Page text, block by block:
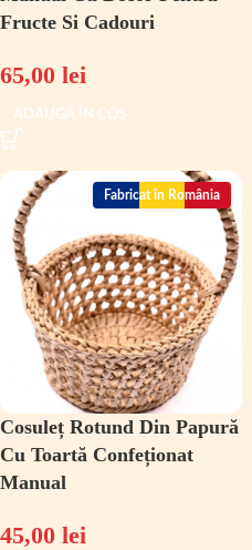
Fructe Si Cadouri
65,00 lei
ADAUGĂ ÎN COȘ
Fabricat în România
Cosuleț Rotund Din Papură
Cu Toartă Confeționat
Manual
45,00 lei